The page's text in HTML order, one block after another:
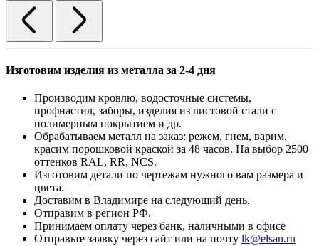
Изготовим изделия из металла за 2-4 дня
Производим кровлю, водосточные системы,
профнастил, заборы, изделия из листовой стали с
полимерным покрытием и др.
Обрабатываем металл на заказ: режем, гнем, варим,
красим порошковой краской за 48 часов. На выбор 2500
оттенков RAL, RR, NCS.
Изготовим детали по чертежам нужного вам размера и
цвета.
Доставим в Владимире на следующий день.
Отправим в регион РФ.
Принимаем оплату через банк, наличными в офисе
Отправьте заявку через сайт или на почту lk@elsan.ru